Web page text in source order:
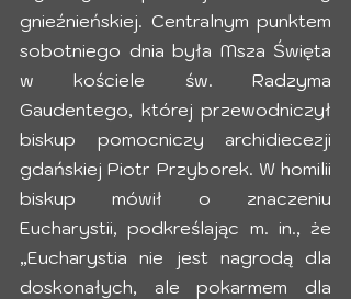
gnieźnieńskiej. Centralnym punktem
sobotniego dnia była Msza Święta
w kościele św. Radzyma
Gaudentego, której przewodniczył
biskup pomocniczy archidiecezji
gdańskiej Piotr Przyborek. W homilii
biskup mówił o znaczeniu
Eucharystii, podkreślając m. in., że
„Eucharystia nie jest nagrodą dla
doskonałych, ale pokarmem dla